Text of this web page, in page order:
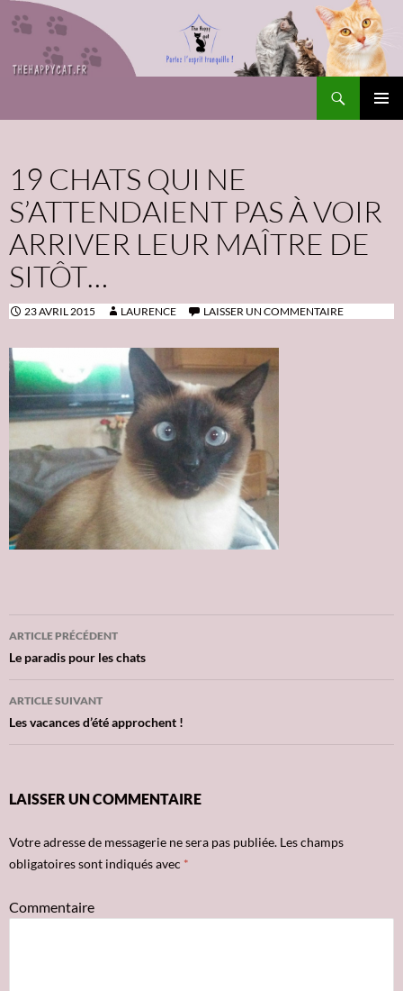
19 CHATS QUI NE
S’ATTENDAIENT PAS À VOIR
ARRIVER LEUR MAÎTRE DE
SITÔT…
23 AVRIL 2015 LAURENCE LAISSER UN COMMENTAIRE
Navigation
des
articles
ARTICLE PRÉCÉDENT
Le paradis pour les chats
ARTICLE SUIVANT
Les vacances d’été approchent !
LAISSER UN COMMENTAIRE
Votre adresse de messagerie ne sera pas publiée. Les champs
obligatoires sont indiqués avec *
Commentaire